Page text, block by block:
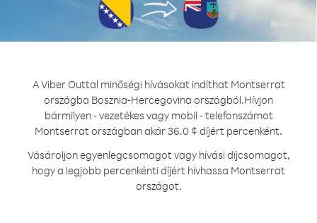
A Viber Outtal minőségi hívásokat indíthat Montserrat
országba Bosznia-Hercegovina országból.Hívjon
bármilyen - vezetékes vagy mobil - telefonszámot
Montserrat országban akár 36.0 ¢ díjért percenként.
Vásároljon egyenlegcsomagot vagy hívási díjcsomagot,
hogy a legjobb percenkénti díjért hívhassa Montserrat
országot.